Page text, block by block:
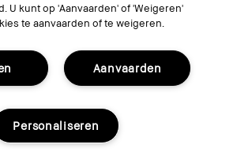
U kunt op 'Aanvaarden' of 'Weigeren'
te aanvaarden of te weigeren.
Aanvaarden
Personaliseren